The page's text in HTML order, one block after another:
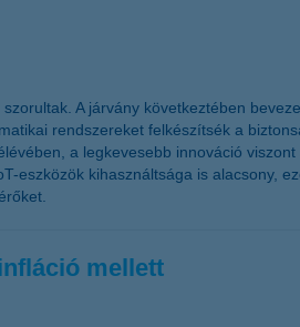
A járvány következtében
rendszereket felkészítsék a
a legkevesebb innováció
eszközök kihasználtsága is alacsony,
mellett